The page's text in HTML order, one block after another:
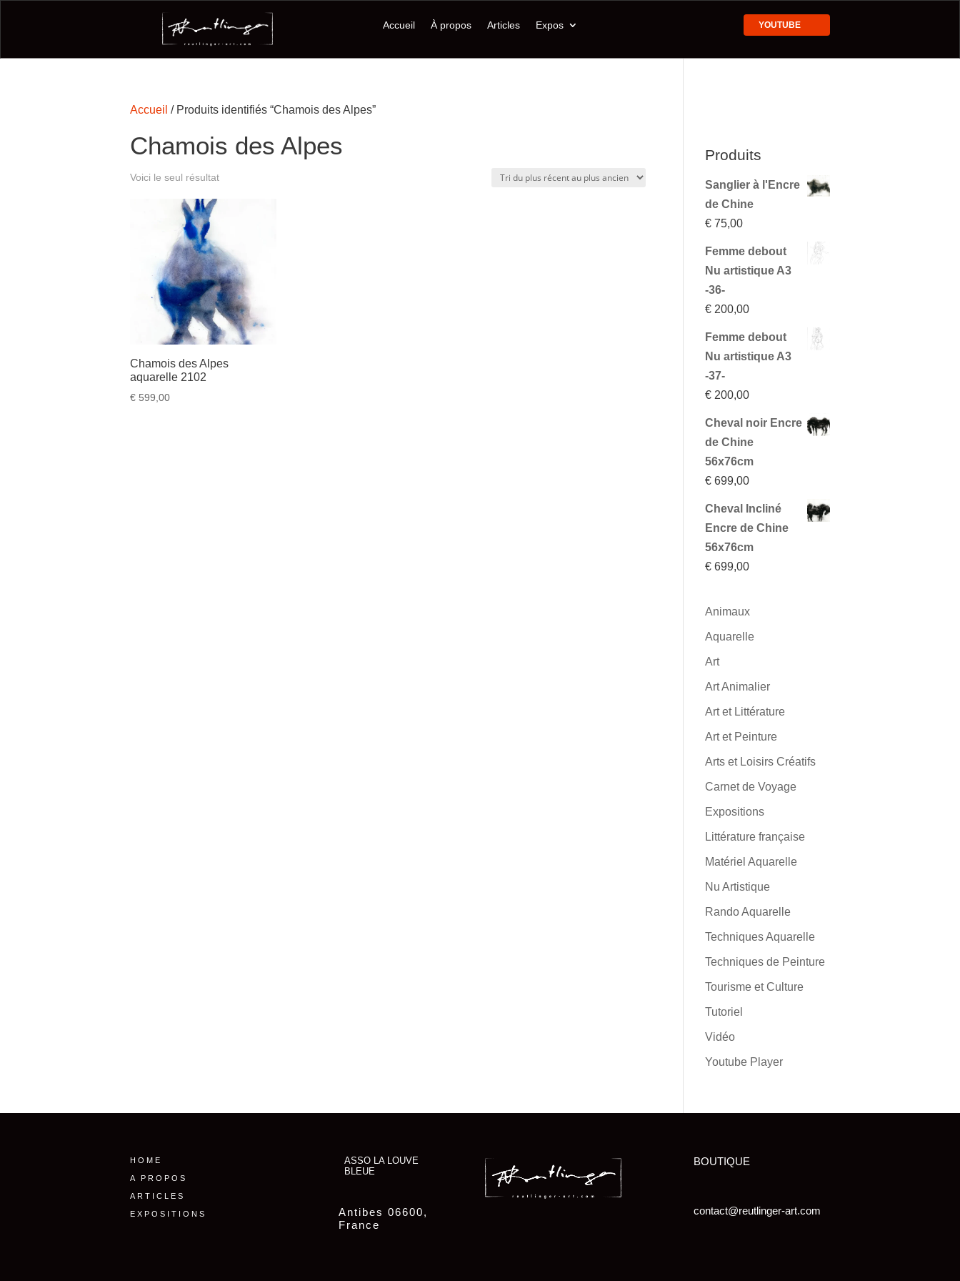
Accueil À propos Articles Expos YOUTUBE
Accueil / Produits identifiés “Chamois des Alpes”
Chamois des Alpes
Voici le seul résultat
Chamois des Alpes
aquarelle 2102
€ 599,00
Produits
Sanglier à l'Encre
de Chine
€ 75,00
Femme debout
Nu artistique A3
-36-
€ 200,00
Femme debout
Nu artistique A3
-37-
€ 200,00
Cheval noir Encre
de Chine
56x76cm
€ 699,00
Cheval Incliné
Encre de Chine
56x76cm
€ 699,00
Animaux
Aquarelle
Art
Art Animalier
Art et Littérature
Art et Peinture
Arts et Loisirs Créatifs
Carnet de Voyage
Expositions
Littérature française
Matériel Aquarelle
Nu Artistique
Rando Aquarelle
Techniques Aquarelle
Techniques de Peinture
Tourisme et Culture
Tutoriel
Vidéo
Youtube Player
HOME
A PROPOS
ARTICLES
EXPOSITIONS
ASSO LA LOUVE
BLEUE
Antibes 06600,
France
BOUTIQUE
contact@reutlinger-art.com